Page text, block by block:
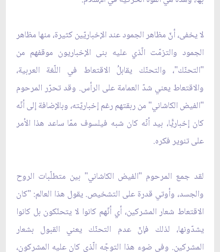
لا يخفى، أنّ مظاهر الجمود عند الإخباريّين كثيرة، منها مظاهر
الجمود والتزمّت الّذي عليه بنى الإخباريون موقفهم من
"التحنّك"، والتحنّك يقابلُ الاقتعاط في اللّغة العربية،
والاقتعاط يعني شدّ العمامة على الرأس. وقد تحرّر المرحوم
"الفيض الكاشاني" من ربقتهم رغم إخباريّته، وبالإضافة إلى أنّه
كان إخباريًّا، بيد أنّه كان شبه فيلسوف ممّا ساعد هذا الأمر
على تنوير فكره.
لقد جمع المرحوم "الفيض الكاشاني" بين متطلّبات الروح
والجسد، وأوتي قدرة على التشخيص. يقول هذا العالم: "كان
الاقتعاط شعار المشركين، أي أنّهم كانوا لا يتحنّكون بل كانوا
يشدّونها، لذلك فإنّ عدم التحنّك يعني القبول بشعار
المشركين. وفي ضوء هذا التوجّه الّذي كان عليه المشركون،